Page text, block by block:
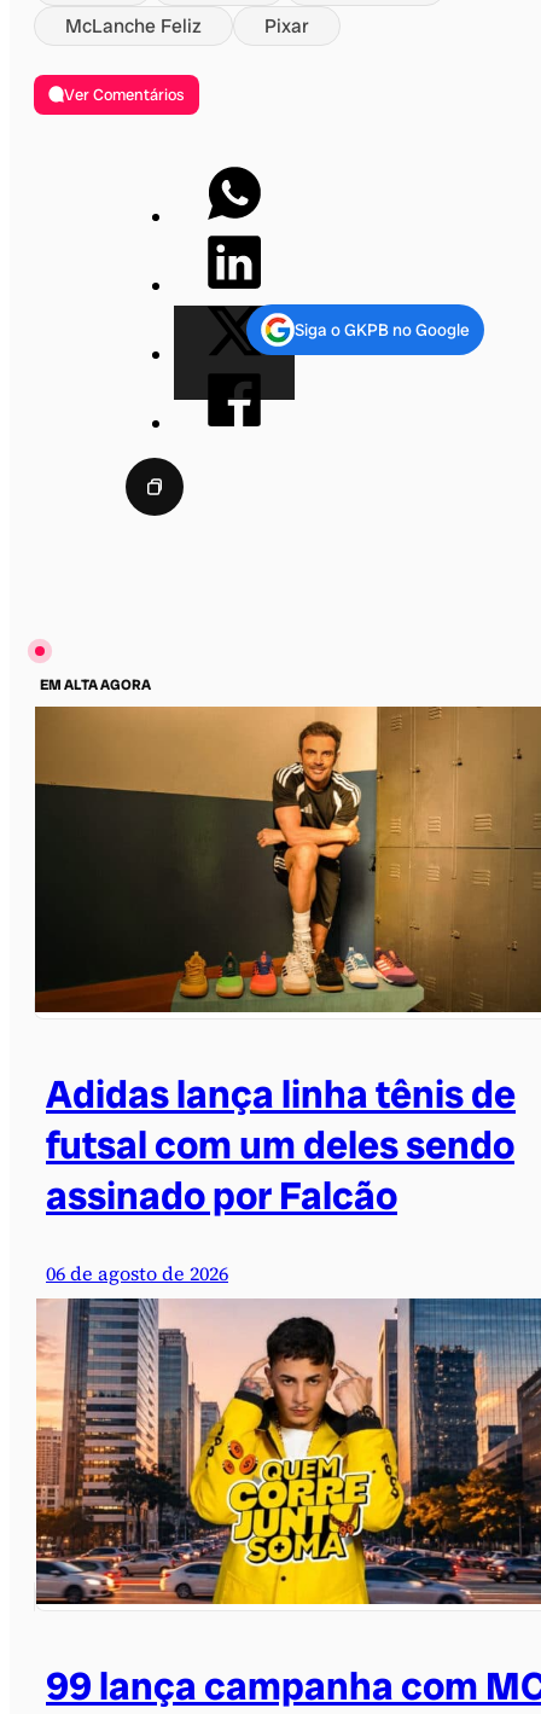
McLanche Feliz
Pixar
Ver Comentários
Siga o GKPB no Google
EM ALTA AGORA
Adidas lança linha tênis de
futsal com um deles sendo
assinado por Falcão
06 de agosto de 2026
99 lança campanha com